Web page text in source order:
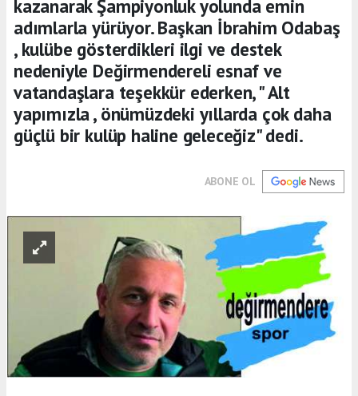
kazanarak Şampiyonluk yolunda emin
adımlarla yürüyor. Başkan İbrahim Odabaş
, kulübe gösterdikleri ilgi ve destek
nedeniyle Değirmendereli esnaf ve
vatandaşlara teşekkür ederken, " Alt
yapımızla , önümüzdeki yıllarda çok daha
güçlü bir kulüp haline geleceğiz" dedi.
ABONE OL